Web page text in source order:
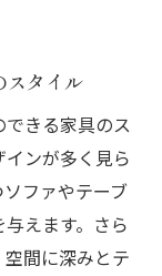
スタイル
きる家具のス
ンが多く見ら
ファやテーブ
えます。さら
間に深みとテ